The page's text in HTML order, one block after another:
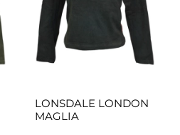
LONSDALE LONDON
MAGLIA